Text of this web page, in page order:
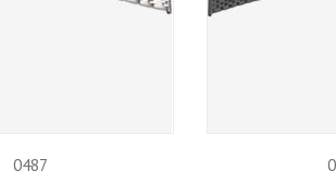
0487